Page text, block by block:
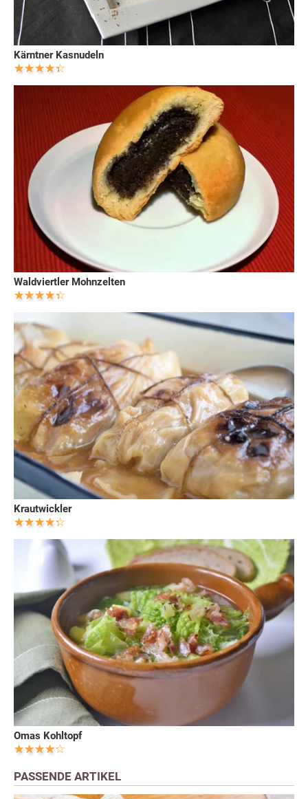
Kärntner Kasnudeln
Waldviertler Mohnzelten
Krautwickler
Omas Kohltopf
PASSENDE ARTIKEL